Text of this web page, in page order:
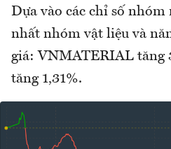
Dựa vào các chỉ số nhóm
nhất nhóm vật liệu và
giá: VNMATERIAL tăng
tăng 1,31%.